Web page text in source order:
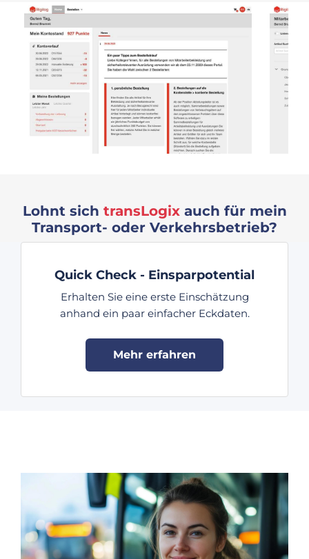
Lohnt sich transLogix auch für mein
Transport- oder Verkehrsbetrieb?
Quick Check - Einsparpotential
Erhalten Sie eine erste Einschätzung
anhand ein paar einfacher Eckdaten.
Mehr erfahren